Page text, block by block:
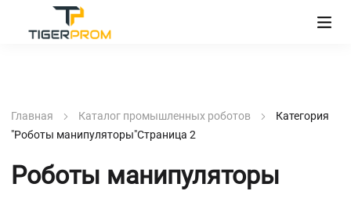
Главная Каталог промышленных роботов
Категория
"Роботы манипуляторы"Страница 2
Роботы манипуляторы